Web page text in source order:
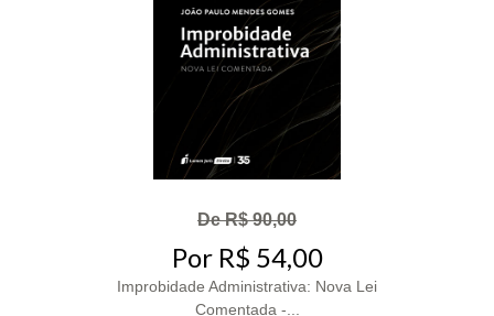
De R$ 90,00
Por R$ 54,00
Improbidade Administrativa: Nova Lei
Comentada -...